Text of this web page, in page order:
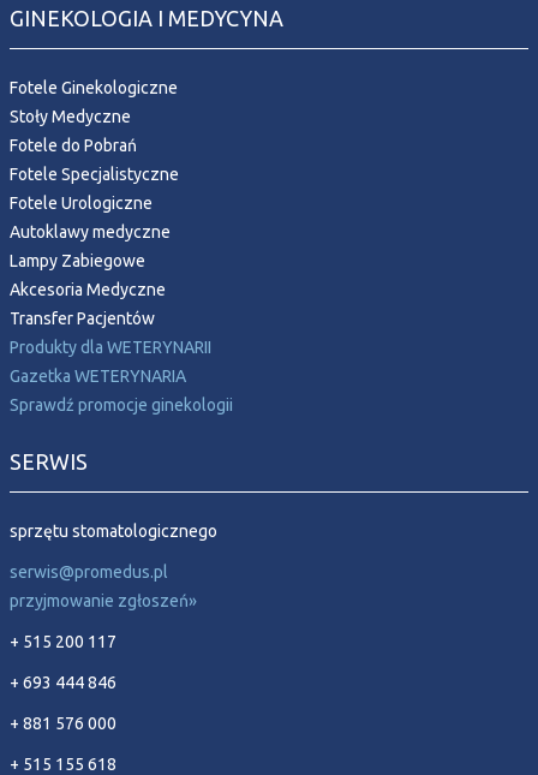
GINEKOLOGIA I MEDYCYNA
Fotele Ginekologiczne
Stoły Medyczne
Fotele do Pobrań
Fotele Specjalistyczne
Fotele Urologiczne
Autoklawy medyczne
Lampy Zabiegowe
Akcesoria Medyczne
Transfer Pacjentów
Produkty dla WETERYNARII
Gazetka WETERYNARIA
Sprawdź promocje ginekologii
SERWIS
sprzętu stomatologicznego
serwis@promedus.pl
przyjmowanie zgłoszeń»
+ 515 200 117
+ 693 444 846
+ 881 576 000
+ 515 155 618